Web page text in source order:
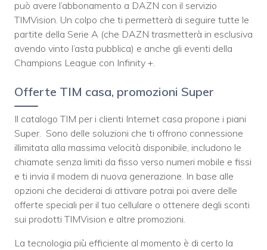
può avere l’abbonamento a DAZN con il servizio
TIMVision. Un colpo che ti permetterà di seguire tutte le
partite della Serie A (che DAZN trasmetterà in esclusiva
avendo vinto l’asta pubblica) e anche gli eventi della
Champions League con Infinity +.
Offerte TIM casa, promozioni Super
Il catalogo TIM per i clienti Internet casa propone i piani
Super. Sono delle soluzioni che ti offrono connessione
illimitata alla massima velocità disponibile, includono le
chiamate senza limiti da fisso verso numeri mobile e fissi
e ti invia il modem di nuova generazione. In base alle
opzioni che deciderai di attivare potrai poi avere delle
offerte speciali per il tuo cellulare o ottenere degli sconti
sui prodotti TIMVision e altre promozioni.
La tecnologia più efficiente al momento è di certo la